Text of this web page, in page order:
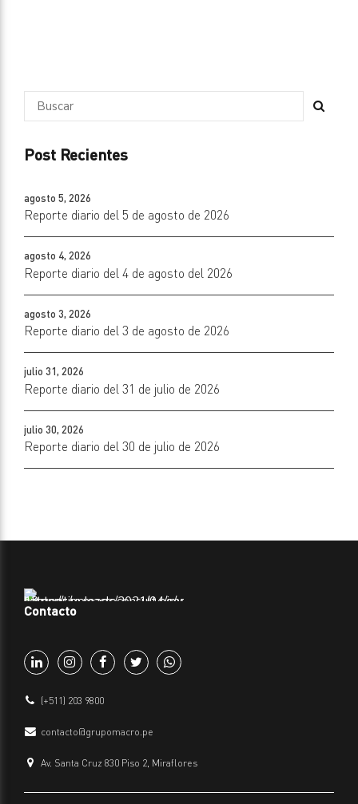
Post Recientes
agosto 5, 2026
Reporte diario del 5 de agosto de 2026
agosto 4, 2026
Reporte diario del 4 de agosto del 2026
agosto 3, 2026
Reporte diario del 3 de agosto de 2026
julio 31, 2026
Reporte diario del 31 de julio de 2026
julio 30, 2026
Reporte diario del 30 de julio de 2026
Contacto
(+511) 203 9800
contacto@grupomacro.pe
Av. Santa Cruz 830 Piso 2, Miraflores